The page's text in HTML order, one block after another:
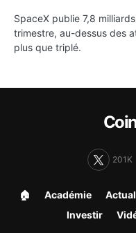
SpaceX publie 7,8
trimestre, au-dessus des
plus que triplé.
201K
🏠︎ Académie
Investir